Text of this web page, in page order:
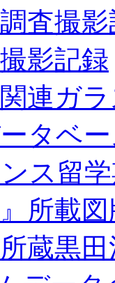
査撮
影記録
連ガ
タベ
ス留
』所載
蔵黒